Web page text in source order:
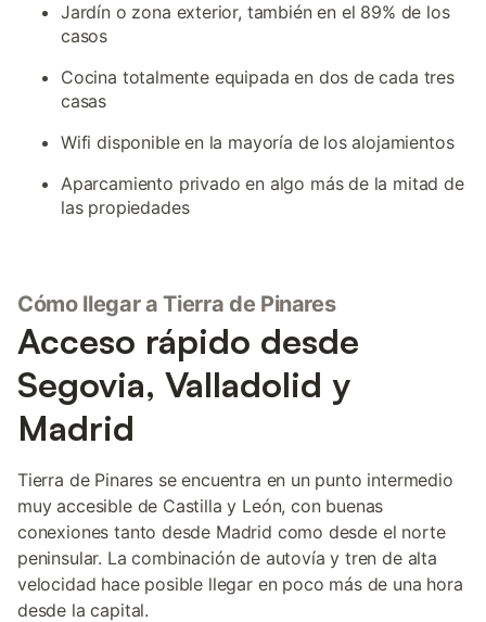
Jardín o zona exterior, también en el 89% de los
casos
Cocina totalmente equipada en dos de cada tres
casas
Wifi disponible en la mayoría de los alojamientos
Aparcamiento privado en algo más de la mitad de
las propiedades
Cómo llegar a Tierra de Pinares
Acceso rápido desde
Segovia, Valladolid y
Madrid
Tierra de Pinares se encuentra en un punto intermedio
muy accesible de Castilla y León, con buenas
conexiones tanto desde Madrid como desde el norte
peninsular. La combinación de autovía y tren de alta
velocidad hace posible llegar en poco más de una hora
desde la capital.